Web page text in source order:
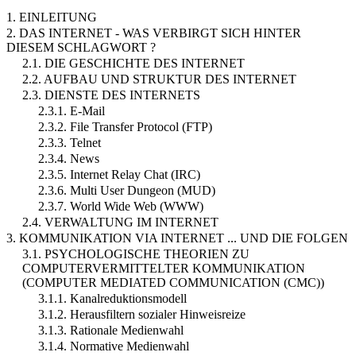
1. EINLEITUNG
2. DAS INTERNET - WAS VERBIRGT SICH HINTER
DIESEM SCHLAGWORT ?
2.1. DIE GESCHICHTE DES INTERNET
2.2. AUFBAU UND STRUKTUR DES INTERNET
2.3. DIENSTE DES INTERNETS
2.3.1. E-Mail
2.3.2. File Transfer Protocol (FTP)
2.3.3. Telnet
2.3.4. News
2.3.5. Internet Relay Chat (IRC)
2.3.6. Multi User Dungeon (MUD)
2.3.7. World Wide Web (WWW)
2.4. VERWALTUNG IM INTERNET
3. KOMMUNIKATION VIA INTERNET ... UND DIE FOLGEN
3.1. PSYCHOLOGISCHE THEORIEN ZU
COMPUTERVERMITTELTER KOMMUNIKATION
(COMPUTER MEDIATED COMMUNICATION (CMC))
3.1.1. Kanalreduktionsmodell
3.1.2. Herausfiltern sozialer Hinweisreize
3.1.3. Rationale Medienwahl
3.1.4. Normative Medienwahl